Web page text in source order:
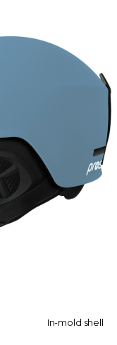
In-mold shell